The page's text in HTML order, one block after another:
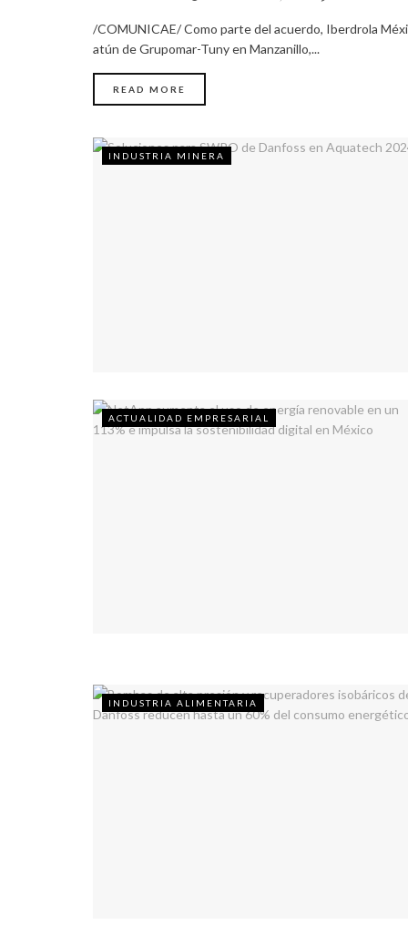
/COMUNICAE/ Como parte del acuerdo, Iberdrola
atún de Grupomar-Tuny en Manzanillo,...
READ MORE
INDUSTRIA MINERA
ACTUALIDAD EMPRESARIAL
INDUSTRIA ALIMENTARIA